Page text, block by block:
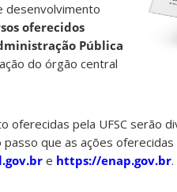
desenvolvimento
oferecidos
Pública
do órgão central
oferecidas pela UFSC serão
passo que as ações
e https://enap.gov.br.